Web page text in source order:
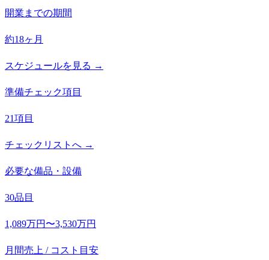
開業までの期間
約18ヶ月
スケジュールを見る →
準備チェック項目
21項目
チェックリストへ →
必要な備品・設備
30品目
1,089万円〜3,530万円
月間売上 / コスト目安